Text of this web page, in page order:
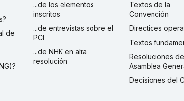
de
...de los elementos
inscritos
...de entrevistas sobre el
PCI
...de NHK en alta
resolución
Textos de la
Convención
Directices
Textos
Resoluciones
Asamblea
Decisiones del